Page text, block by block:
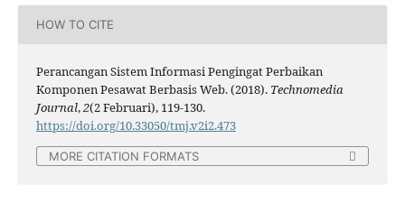
HOW TO CITE
Perancangan Sistem Informasi Pengingat Perbaikan
Komponen Pesawat Berbasis Web. (2018). Technomedia
Journal,2(2 Februari), 119-130.
https://doi.org/10.33050/tmj.v2i2.473
MORE CITATION FORMATS